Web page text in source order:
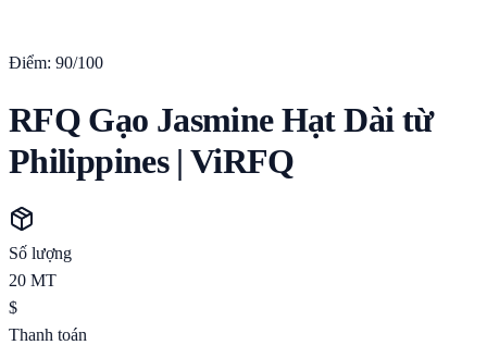
Điểm: 90/100
RFQ Gạo Jasmine Hạt Dài từ
Philippines | ViRFQ
Số lượng
20 MT
$
Thanh toán